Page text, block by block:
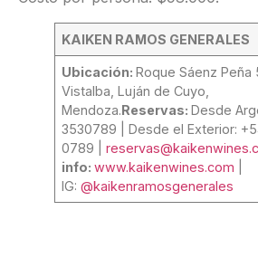
KAIKEN RAMOS GENERALES
Ubicación:Roque Sáenz Peña
Vistalba, Luján de Cuyo,
Mendoza.Reservas:Desde
3530789 | Desde el Exterior:
0789 |
info:www.kaikenwines.com
IG:@kaikenramosgenerales